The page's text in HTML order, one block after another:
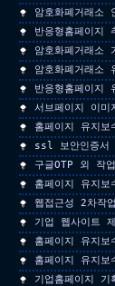
암호화폐거래소
반응형홈페이지
암호화폐거래소
암호화폐거래소
반응형홈페이지
서브페이지 이미
홈페이지 유지보
ssl 보안인증서
구글OTP 외 작업
홈페이지 유지보
웹접근성 2차작
기업 웹사이트
홈페이지 유지보
홈페이지 유지보
기업홈페이지 기